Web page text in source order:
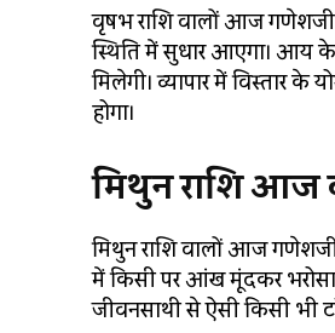
वृषभ राशि वालों आज गणेशजी
स्थिति में सुधार आएगा। आय के
मिलेगी। व्यापार में विस्तार
होगा।
मिथुन राशि आज
मिथुन राशि वालों आज
में किसी पर आंख मूंदकर भरोसा
जीवनसाथी से ऐसी किसी भी